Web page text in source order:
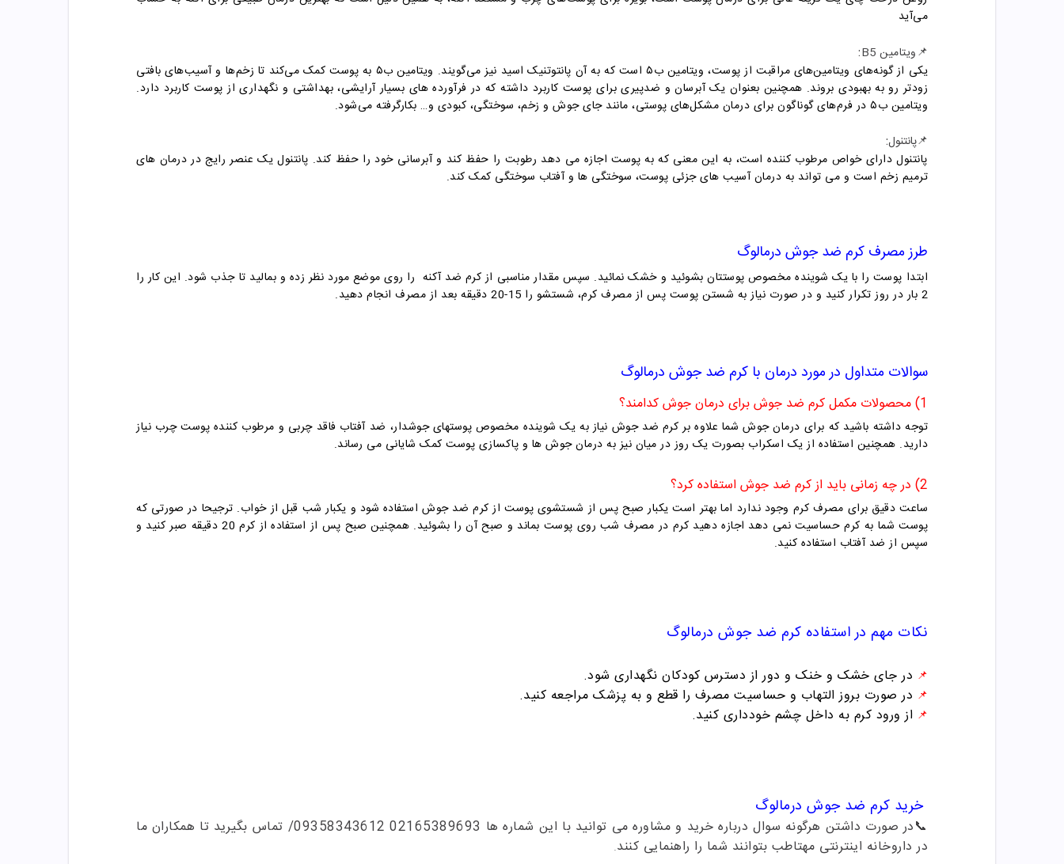
می‌آید
📌ویتامین B5
:
یکی از گونه‌های ویتامین‌های مراقبت از پوست، ویتامین ب۵ است که به آن پانتوتنیک اسید نیز می‌گویند. ویتامین ب۵ به پوست کمک می‌کند تا زخم‌ها و آسیب‌های بافتی
زودتر رو به بهبودی بروند. همچنین بعنوان یک آبرسان و ضدپیری برای پوست کاربرد داشته که در فرآورده های بسیار آرایشی، بهداشتی و نگهداری از پوست کاربرد دارد.
ویتامین‌ ب۵ در فرم‌های گوناگون برای درمان مشکل‌های پوستی، مانند جای جوش و زخم، سوختگی، کبودی و… بکارگرفته می‌شود
.
📌پانتنول:
پانتنول دارای خواص مرطوب کننده است، به این معنی که به پوست اجازه می دهد رطوبت را حفظ کند و آبرسانی خود را حفظ کند. پانتنول یک عنصر رایج در درمان های
ترمیم زخم است و می تواند به درمان آسیب های جزئی پوست، سوختگی ها و آفتاب سوختگی کمک کند.
طرز مصرف کرم ضد جوش درمالوگ
ابتدا پوست را با یک شوینده مخصوص پوستتان بشوئید و خشک نمائید. سپس مقدار مناسبی از کرم ضد آکنه را روی موضع مورد نظر زده و بمالید تا جذب شود. این کار را
2 بار در روز تکرار کنید و در صورت نیاز به شستن پوست پس از مصرف کرم، شستشو را 15-20 دقیقه بعد از مصرف انجام دهید.
سوالات متداول در مورد درمان با کرم ضدجوش درمالوگ
1) محصولات مکمل کرم ضد جوش برای درمان جوش کدامند؟
توجه داشته باشید که برای درمان جوش شما علاوه بر کرم ضد جوش نیاز به یک شوینده مخصوص پوستهای جوشدار، ضد آفتاب فاقد چربی و مرطوب کننده پوست چرب نیاز
دارید. همچنین استفاده از یک اسکراب بصورت یک روز در میان نیز به درمان جوش ها و پاکسازی پوست کمک شایانی می رساند.
2) در چه زمانی باید از کرم ضد جوش استفاده کرد؟
ساعت دقیق برای مصرف کرم وجود ندارد اما بهتر است یکبار صبح پس از شستشوی پوست از کرم ضد جوش استفاده شود و یکبار شب قبل از خواب. ترجیحا در صورتی که
پوست شما به کرم حساسیت نمی دهد اجازه دهید کرم در مصرف شب روی پوست بماند و صبح آن را بشوئید. همچنین صبح پس از استفاده از کرم 20 دقیقه صبر کنید و
سپس از ضد آفتاب استفاده کنید.
نکات مهم در استفاده کرم ضد جوش درمالوگ
📌 در جای خشک و خنک و دور از دسترس کودکان نگهداری شود.
📌 در صورت بروز التهاب و حساسیت مصرف را قطع و به پزشک مراجعه کنید.
📌 از ورود کرم به داخل چشم خودداری کنید.
خرید کرم ضد جوش درمالوگ
📞در صورت داشتن هرگونه سوال درباره خرید و مشاوره می توانید با این شماره ها 02165389693 /09358343612 تماس بگیرید تا همکاران ما
در داروخانه اینترنتی مهتاطب بتوانند شما را راهنمایی کنند.